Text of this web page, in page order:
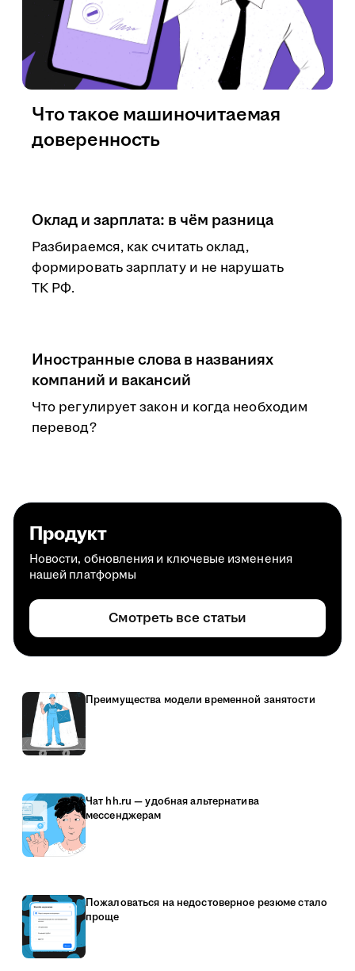
Оклад и зарплата: в чём разница
Разбираемся, как считать оклад,
формировать зарплату и не нарушать
ТК РФ.
Иностранные слова в названиях
компаний и вакансий
Что регулирует закон и когда необходим
перевод?
Что такое машиночитаемая
доверенность
Продукт
Новости, обновления и ключевые изменения
нашей платформы
Смотреть все статьи
Преимущества модели временной занятости
Чат hh.ru — удобная альтернатива
мессенджерам
Пожаловаться на недостоверное резюме стало
проще